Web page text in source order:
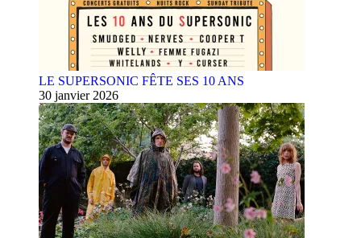
LE SUPERSONIC FÊTE SES 10 ANS
30 janvier 2026